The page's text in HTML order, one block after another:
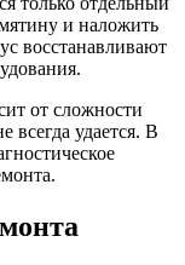
и наложить
восстанавливают
от сложности
всегда удается. В